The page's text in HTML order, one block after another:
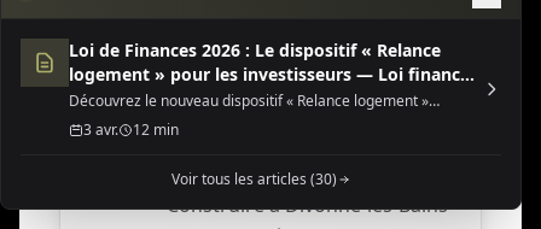
5
Permis de construire et
urbanisme Pays de Gex
Construire à Divonne-les-Bains
Loi de Finances 2026 : Le dispositif « Relance
logement » pour les investisseurs — Loi finances
2026 dispositif relance
Découvrez le nouveau dispositif « Relance logement »
(Jeanbrun) de la Loi de Finances 2026, une opportunité fiscale
majeure pour l'investissement locatif neuf ou rénové.
3 avr. 12 min
Voir tous les articles (30)